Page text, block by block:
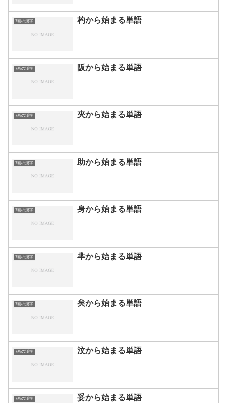
7画の漢字 杓から始まる単語
7画の漢字 阪から始まる単語
7画の漢字 夾から始まる単語
7画の漢字 助から始まる単語
7画の漢字 身から始まる単語
7画の漢字 芈から始まる単語
7画の漢字 矣から始まる単語
7画の漢字 汶から始まる単語
7画の漢字 妥から始まる単語